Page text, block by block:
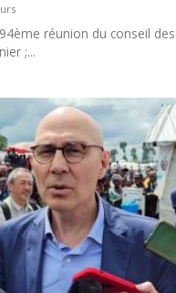
réunion du conseil
;...